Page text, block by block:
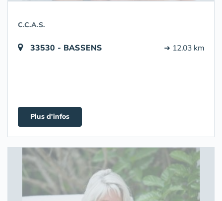
C.C.A.S.
33530 - BASSENS ➔ 12.03 km
Plus d'infos